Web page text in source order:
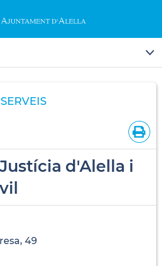
d'Alella i
49